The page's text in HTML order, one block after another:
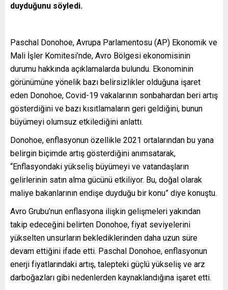
duyduğunu söyledi.
Paschal Donohoe, Avrupa Parlamentosu (AP) Ekonomik ve
Mali İşler Komitesi’nde, Avro Bölgesi ekonomisinin
durumu hakkında açıklamalarda bulundu. Ekonominin
görünümüne yönelik bazı belirsizlikler olduğuna işaret
eden Donohoe, Covid-19 vakalarının sonbahardan beri artış
gösterdiğini ve bazı kısıtlamaların geri geldiğini, bunun
büyümeyi olumsuz etkilediğini anlattı.
Donohoe, enflasyonun özellikle 2021 ortalarından bu yana
belirgin biçimde artış gösterdiğini anımsatarak,
“Enflasyondaki yükseliş büyümeyi ve vatandaşların
gelirlerinin satın alma gücünü etkiliyor. Bu, doğal olarak
maliye bakanlarının endişe duyduğu bir konu” diye konuştu.
Avro Grubu’nun enflasyona ilişkin gelişmeleri yakından
takip edeceğini belirten Donohoe, fiyat seviyelerini
yükselten unsurların beklediklerinden daha uzun süre
devam ettiğini ifade etti. Paschal Donohoe, enflasyonun
enerji fiyatlarındaki artış, talepteki güçlü yükseliş ve arz
darboğazları gibi nedenlerden kaynaklandığına işaret etti.